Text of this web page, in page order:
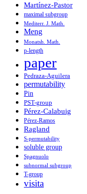
Martínez-Pastor
maximal subgroup
Mediterr. J. Math.
Meng
Monatsh. Math.
p-length
paper
Pedraza-Aguilera
permutability
Pin
PST-group
Pérez-Calabuig
Pérez-Ramos
Ragland
S-permutability
soluble group
Spagnuolo
subnormal subgroup
T-group
visita